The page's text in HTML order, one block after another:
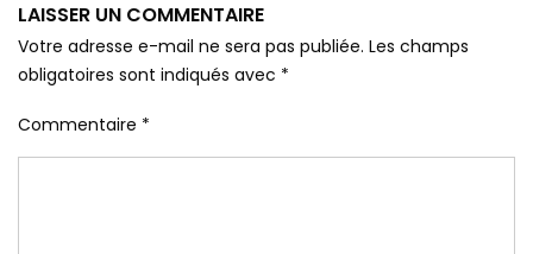
LAISSER UN COMMENTAIRE
Votre adresse e-mail ne sera pas publiée. Les champs
obligatoires sont indiqués avec *
Commentaire *